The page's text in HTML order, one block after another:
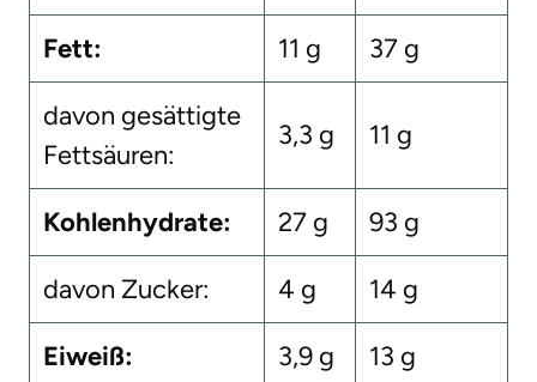
Fett: 11 g 37 g
davon gesättigte
Fettsäuren:
3,3 g 11 g
Kohlenhydrate: 27 g 93 g
davon Zucker: 4 g 14 g
Eiweiß: 3,9 g 13 g